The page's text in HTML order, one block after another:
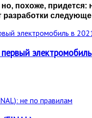
но, похоже,
разработки